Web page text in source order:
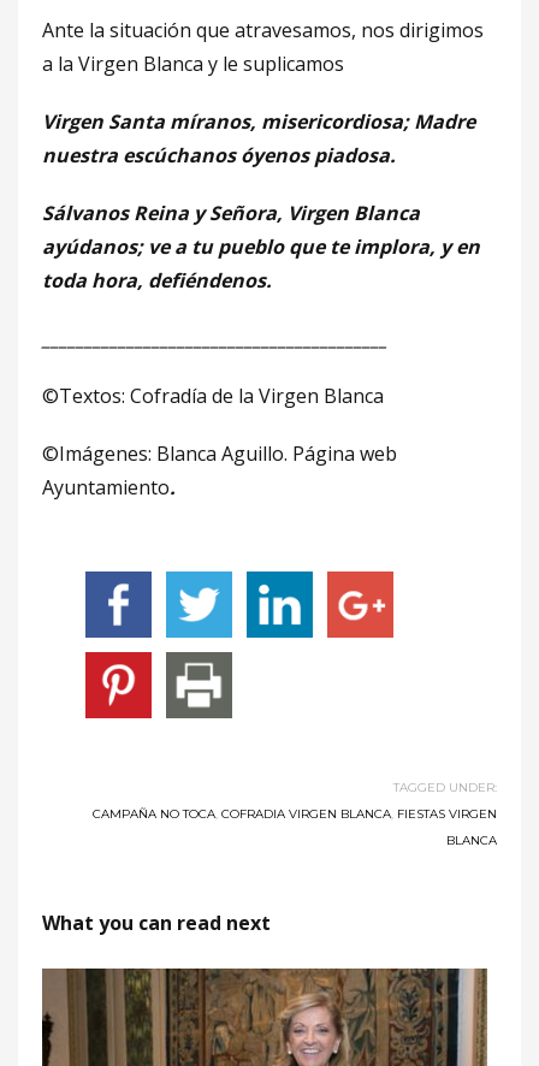
Ante la situación que atravesamos, nos dirigimos
a la Virgen Blanca y le suplicamos
Virgen Santa míranos, misericordiosa; Madre
nuestra escúchanos óyenos piadosa.
Sálvanos Reina y Señora, Virgen Blanca
ayúdanos; ve a tu pueblo que te implora, y en
toda hora, defiéndenos.
©Textos: Cofradía de la Virgen Blanca
©Imágenes: Blanca Aguillo. Página web
Ayuntamiento.
TAGGED UNDER:
CAMPAÑA NO TOCA, COFRADIA VIRGEN BLANCA, FIESTAS VIRGEN
BLANCA
What you can read next